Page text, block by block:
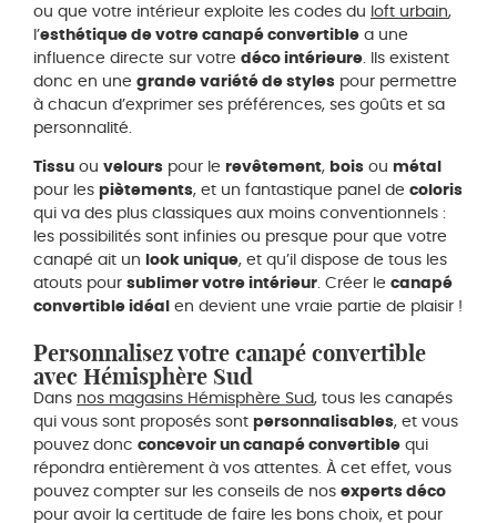
ou que votre intérieur exploite les codes du loft urbain,
l’esthétique de votre canapé convertible a une
influence directe sur votre déco intérieure . Ils existent
donc en une grande variété de styles pour permettre
à chacun d’exprimer ses préférences, ses goûts et sa
personnalité.
Tissu ou velours pour le revêtement, bois ou métal
pour les piètements, et un fantastique panel de coloris
qui va des plus classiques aux moins conventionnels :
les possibilités sont infinies ou presque pour que votre
canapé ait un
look unique, et qu’il dispose de tous les
atouts pour sublimer votre intérieur. Créer le canapé
convertible idéal
en devient une vraie partie de plaisir !
Personnalisez votre canapé convertible
avec Hémisphère Sud
Dans nos magasins Hémisphère Sud, tous les canapés
qui vous sont proposés sont personnalisables, et vous
pouvez donc concevoir un canapé convertible qui
répondra entièrement à vos attentes. À cet effet, vous
pouvez compter sur les conseils de nos experts déco
pour avoir la certitude de faire les bons choix, et pour